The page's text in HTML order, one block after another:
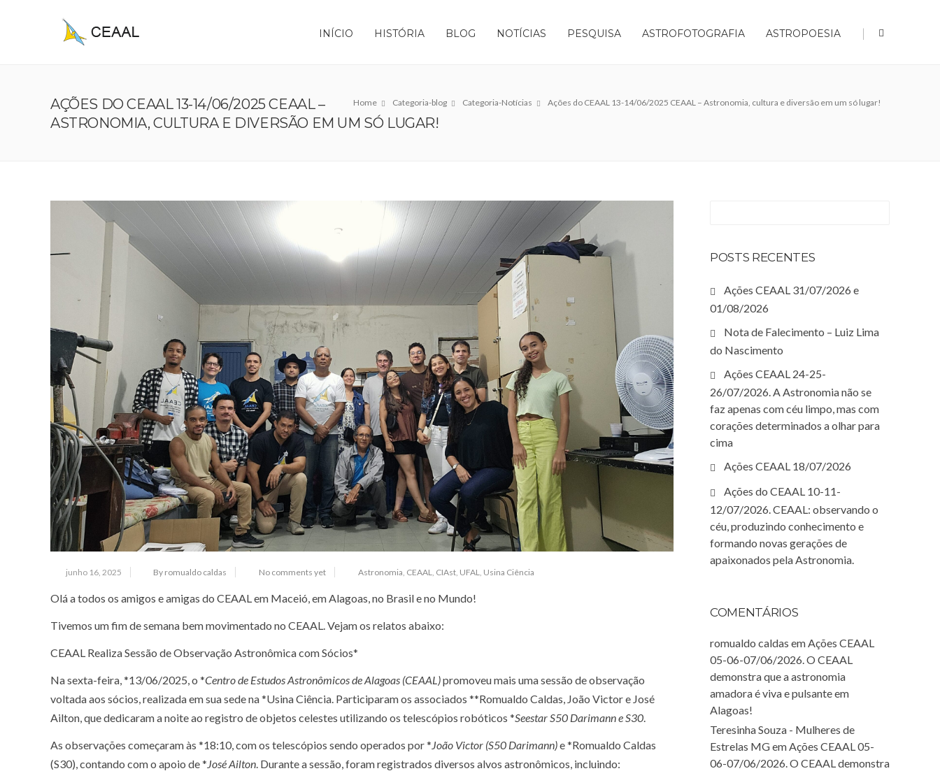
INÍCIO HISTÓRIA BLOG NOTÍCIAS PESQUISA ASTROFOTOGRAFIA ASTROPOESIA |
Home Categoria-blog Categoria-Notícias Ações do CEAAL 13-14/06/2025 CEAAL – Astronomia, cultura e diversão em um só lugar!
AÇÕES DO CEAAL 13-14/06/2025 CEAAL –
ASTRONOMIA, CULTURA E DIVERSÃO EM UM SÓ LUGAR!
junho 16, 2025 By romualdo caldas No comments yet Astronomia CEAAL CIAst UFAL Usina Ciência
Olá a todos os amigos e amigas do CEAAL em Maceió, em Alagoas, no Brasil e no Mundo!
Tivemos um fim de semana bem movimentado no CEAAL. Vejam os relatos abaixo:
CEAAL Realiza Sessão de Observação Astronômica com Sócios*
Na sexta-feira, *13/06/2025, o *Centro de Estudos Astronômicos de Alagoas (CEAAL)promoveu mais uma sessão de observação
voltada aos sócios, realizada em sua sede na *Usina Ciência. Participaram os associados **Romualdo Caldas, João Victor e José
Ailton, que dedicaram a noite ao registro de objetos celestes utilizando os telescópios robóticos *Seestar S50 Darimann e S30
As observações começaram às *18:10, com os telescópios sendo operados por * João Victor (S50 Darimann)e *Romualdo Caldas
(S30), contando com o apoio de * José Ailton . Durante a sessão, foram registrados diversos alvos astronômicos, incluindo:
POSTS RECENTES
Ações CEAAL 31/07/2026 e
01/08/2026
Nota de Falecimento – Luiz Lima
do Nascimento
Ações CEAAL 24-25-
26/07/2026. A Astronomia não se
faz apenas com céu limpo, mas com
corações determinados a olhar para
cima
Ações CEAAL 18/07/2026
Ações do CEAAL 10-11-
12/07/2026. CEAAL: observando o
céu, produzindo conhecimento e
formando novas gerações de
apaixonados pela Astronomia.
COMENTÁRIOS
romualdo caldas emAções CEAAL
05-06-07/06/2026. O CEAAL
demonstra que a astronomia
amadora é viva e pulsante em
Alagoas!
Teresinha Souza - Mulheres de
Estrelas MGemAções CEAAL 05-
06-07/06/2026. O CEAAL demonstra